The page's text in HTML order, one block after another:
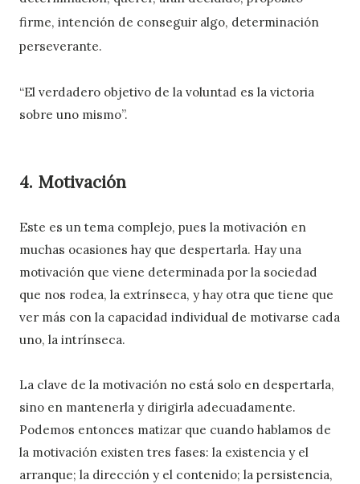
firme, intención de conseguir algo, determinación
perseverante.
“El verdadero objetivo de la voluntad es la victoria
sobre uno mismo”.
4. Motivación
Este es un tema complejo, pues la motivación en
muchas ocasiones hay que despertarla. Hay una
motivación que viene determinada por la sociedad
que nos rodea, la extrínseca, y hay otra que tiene que
ver más con la capacidad individual de motivarse cada
uno, la intrínseca.
La clave de la motivación no está solo en despertarla,
sino en mantenerla y dirigirla adecuadamente.
Podemos entonces matizar que cuando hablamos de
la motivación existen tres fases: la existencia y el
arranque; la dirección y el contenido; la persistencia,